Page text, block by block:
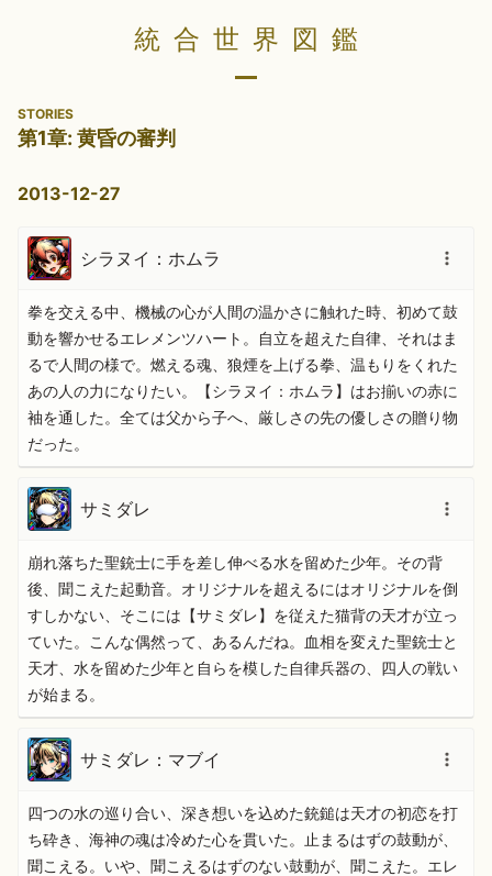
統合世界図鑑
STORIES
第1章: 黄昏の審判
2013-12-27
シラヌイ：ホムラ
拳を交える中、機械の心が人間の温かさに触れた時、初めて鼓
動を響かせるエレメンツハート。自立を超えた自律、それはま
るで人間の様で。燃える魂、狼煙を上げる拳、温もりをくれた
あの人の力になりたい。【シラヌイ：ホムラ】はお揃いの赤に
袖を通した。全ては父から子へ、厳しさの先の優しさの贈り物
だった。
サミダレ
崩れ落ちた聖銃士に手を差し伸べる水を留めた少年。その背
後、聞こえた起動音。オリジナルを超えるにはオリジナルを倒
すしかない、そこには【サミダレ】を従えた猫背の天才が立っ
ていた。こんな偶然って、あるんだね。血相を変えた聖銃士と
天才、水を留めた少年と自らを模した自律兵器の、四人の戦い
が始まる。
サミダレ：マブイ
四つの水の巡り合い、深き想いを込めた銃鎚は天才の初恋を打
ち砕き、海神の魂は冷めた心を貫いた。止まるはずの鼓動が、
聞こえる。いや、聞こえるはずのない鼓動が、聞こえた。エレ